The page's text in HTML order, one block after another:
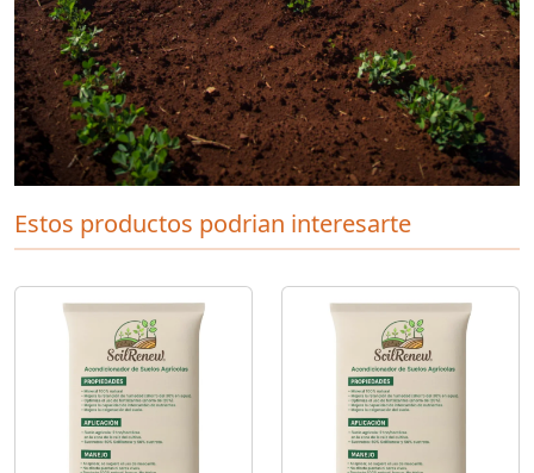
Estos productos podrian interesarte